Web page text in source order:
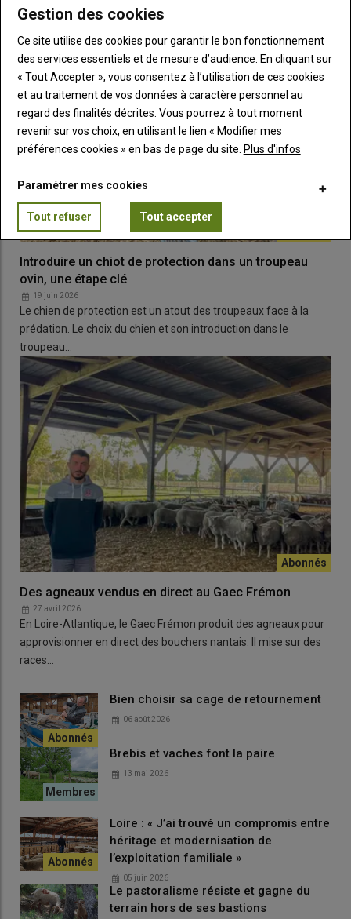
Introduire un chiot de protection dans un troupeau
ovin, une étape clé
19 juin 2026
Le chien de protection est un atout des troupeaux face à la
prédation. Le choix du chien et son introduction dans le
troupeau…
Des agneaux vendus en direct au Gaec Frémon
27 avril 2026
En Loire-Atlantique, le Gaec Frémon produit des agneaux pour
approvisionner en direct des bouchers nantais. Il mise sur des
races…
Bien choisir sa cage de retournement
06 août 2026
Brebis et vaches font la paire
13 mai 2026
Loire : « J’ai trouvé un compromis entre
héritage et modernisation de
l’exploitation familiale »
05 juin 2026
Le pastoralisme résiste et gagne du
terrain hors de ses bastions
Gestion des cookies
Ce site utilise des cookies pour garantir le bon fonctionnement
des services essentiels et de mesure d’audience. En cliquant sur
« Tout Accepter », vous consentez à l’utilisation de ces cookies
et au traitement de vos données à caractère personnel au
regard des finalités décrites. Vous pourrez à tout moment
revenir sur vos choix, en utilisant le lien « Modifier mes
préférences cookies » en bas de page du site. Plus d'infos
Paramétrer mes cookies
Tout refuser Tout accepter